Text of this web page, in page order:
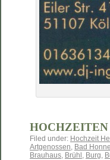
Filed under: Hochzeit
Artgenossen, Bad
Brauhaus, Brühl , Burg,